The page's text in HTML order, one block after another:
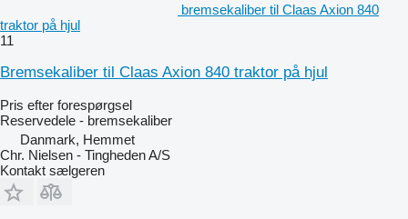
bremsekaliber til Claas Axion 840
traktor på hjul
11
Bremsekaliber til Claas Axion 840 traktor på hjul
Pris efter forespørgsel
Reservedele - bremsekaliber
Danmark, Hemmet
Chr. Nielsen - Tingheden A/S
Kontakt sælgeren